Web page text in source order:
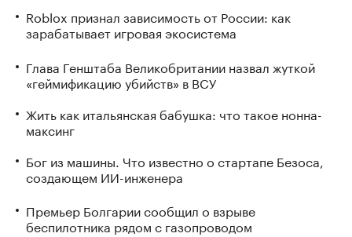
Roblox признал зависимость от России: как
зарабатывает игровая экосистема
Глава Генштаба Великобритании назвал жуткой
«геймификацию убийств» в ВСУ
Жить как итальянская бабушка: что такое нонна-
максинг
Бог из машины. Что известно о стартапе Безоса,
создающем ИИ-инженера
Премьер Болгарии сообщил о взрыве
беспилотника рядом с газопроводом